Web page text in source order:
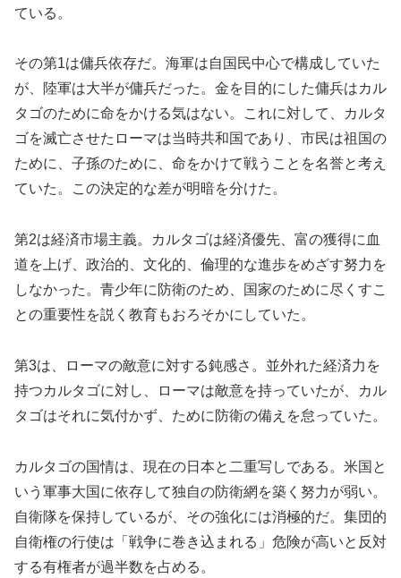
ている。
その第1は傭兵依存だ。海軍は自国民中心で構成していた
が、陸軍は大半が傭兵だった。金を目的にした傭兵はカル
タゴのために命をかける気はない。これに対して、カルタ
ゴを滅亡させたローマは当時共和国であり、市民は祖国の
ために、子孫のために、命をかけて戦うことを名誉と考え
ていた。この決定的な差が明暗を分けた。
第2は経済市場主義。カルタゴは経済優先、富の獲得に血
道を上げ、政治的、文化的、倫理的な進歩をめざす努力を
しなかった。青少年に防衛のため、国家のために尽くすこ
との重要性を説く教育もおろそかにしていた。
第3は、ローマの敵意に対する鈍感さ。並外れた経済力を
持つカルタゴに対し、ローマは敵意を持っていたが、カル
タゴはそれに気付かず、ために防衛の備えを怠っていた。
カルタゴの国情は、現在の日本と二重写しである。米国と
いう軍事大国に依存して独自の防衛網を築く努力が弱い。
自衛隊を保持しているが、その強化には消極的だ。集団的
自衛権の行使は「戦争に巻き込まれる」危険が高いと反対
する有権者が過半数を占める。